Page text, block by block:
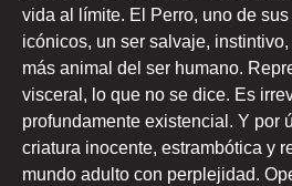
vida al límite. El Perro, uno de
icónicos, un ser salvaje,
más animal del ser humano.
visceral, lo que no se dice. Es
profundamente existencial. Y por
criatura inocente, estrambótica y
mundo adulto con perplejidad.